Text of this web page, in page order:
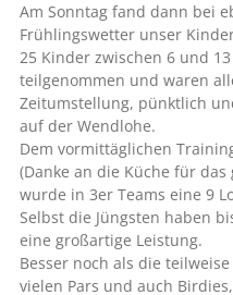
Am Sonntag fand dann bei
Frühlingswetter unser
25 Kinder zwischen 6 und
teilgenommen und waren
Zeitumstellung, pünktlich
auf der Wendlohe.
Dem vormittäglichen
(Danke an die Küche für
wurde in 3er Teams eine 9
Selbst die Jüngsten haben
eine großartige Leistung.
Besser noch als die
vielen Pars und auch